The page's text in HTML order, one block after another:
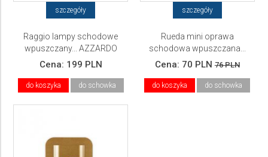
szczegóły
Raggio lampy schodowe
wpuszczany... AZZARDO
Cena: 199 PLN
do koszyka do schowka
szczegóły
Rueda mini oprawa
schodowa wpuszczana...
SKOFF
Cena: 70 PLN 76 PLN
do koszyka do schowka